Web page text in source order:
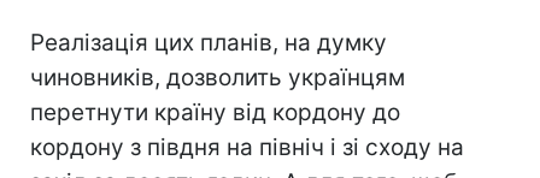
Реалізація цих планів, на думку
чиновників, дозволить українцям
перетнути країну від кордону до
кордону з півдня на північ і зі сходу на